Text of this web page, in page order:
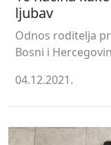
ljubav
Odnos roditelja
Bosni i
04.12.2021.